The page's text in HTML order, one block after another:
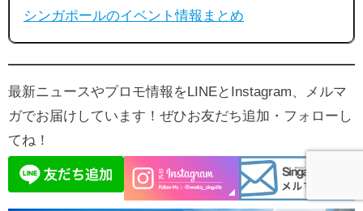
シンガポールのイベント情報まとめ
最新ニュースやプロモ情報をLINEとInstagram、メルマ
ガでお届けしています！ぜひお友だち追加・フォローし
てね！